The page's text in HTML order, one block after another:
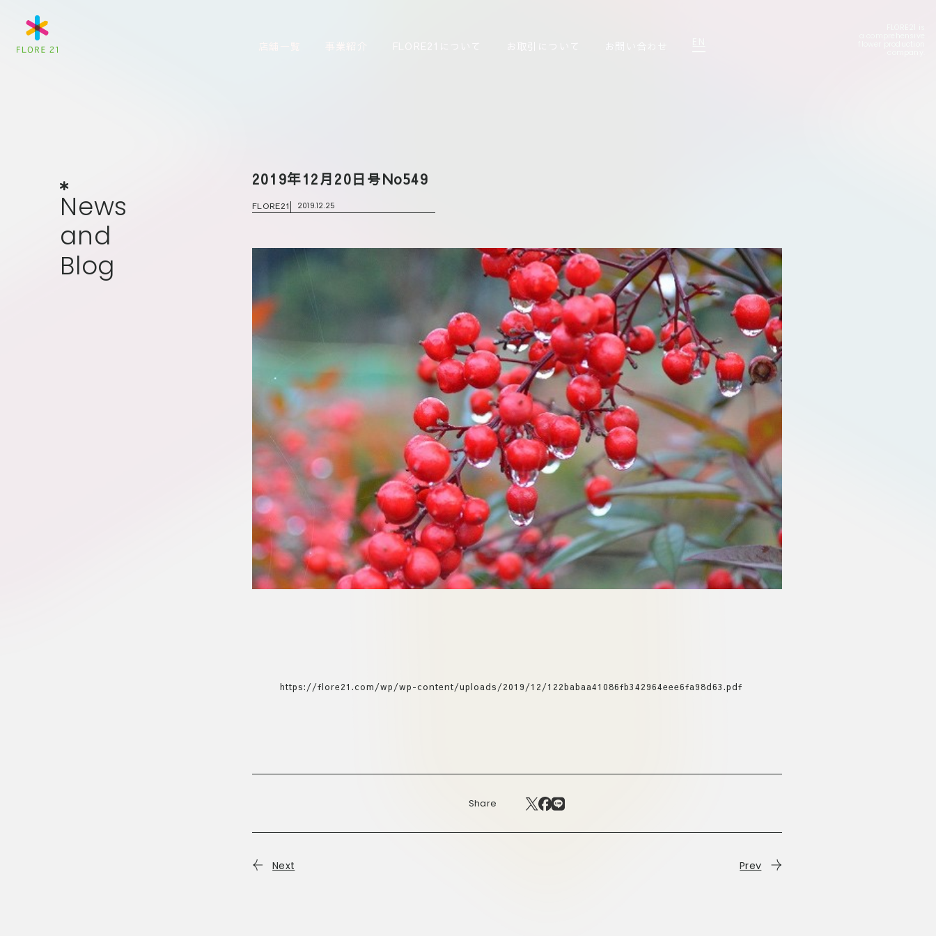
News
News
and
and
Blog
Blog
2019年12月20日号No549
FLORE21 2019.12.25
https://flore21.com/wp/wp-content/uploads/2019/12/122babaa41086fb342964eee6fa98d63.pdf
Share
Next Prev